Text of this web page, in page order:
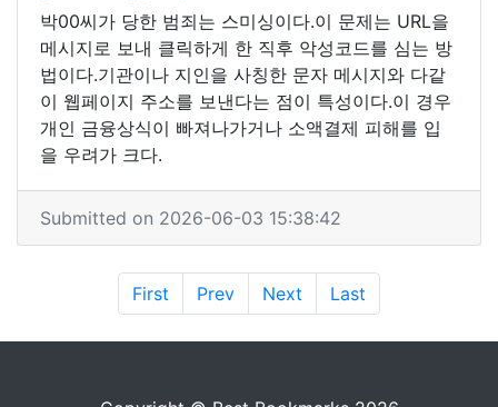
박00씨가 당한 범죄는 스미싱이다.이 문제는 URL을
메시지로 보내 클릭하게 한 직후 악성코드를 심는 방
법이다.기관이나 지인을 사칭한 문자 메시지와 다같
이 웹페이지 주소를 보낸다는 점이 특성이다.이 경우
개인 금융상식이 빠져나가거나 소액결제 피해를 입
을 우려가 크다.
Submitted on 2026-06-03 15:38:42
First Prev Next Last